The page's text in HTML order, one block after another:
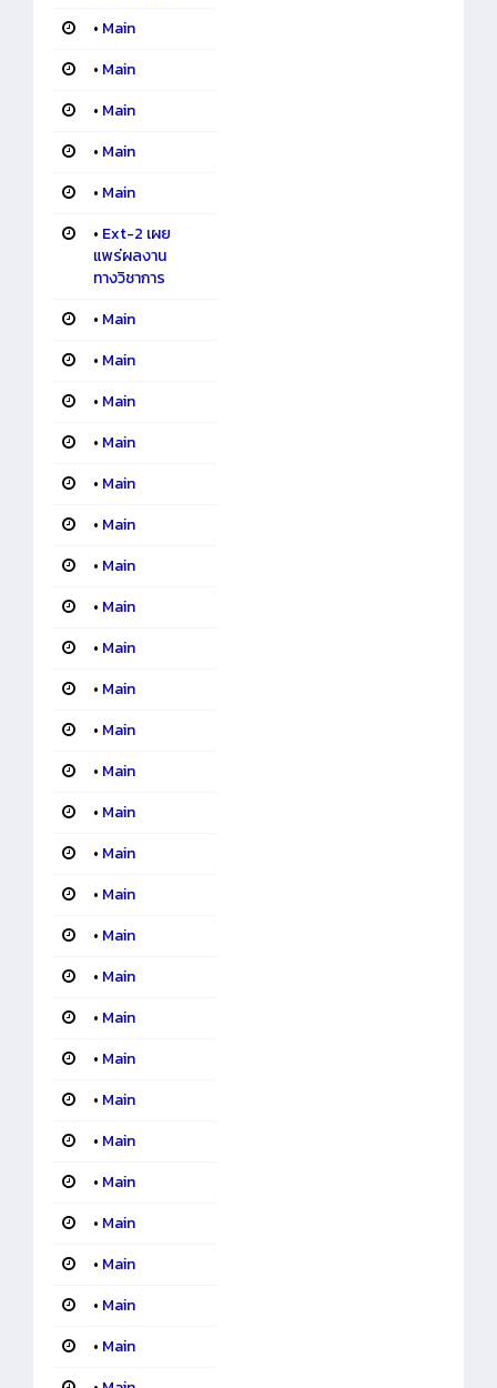
• Main
• Main
• Main
• Main
• Main
• Ext-2 เผย
แพร่ผลงาน
ทางวิชาการ
• Main
• Main
• Main
• Main
• Main
• Main
• Main
• Main
• Main
• Main
• Main
• Main
• Main
• Main
• Main
• Main
• Main
• Main
• Main
• Main
• Main
• Main
• Main
• Main
• Main
• Main